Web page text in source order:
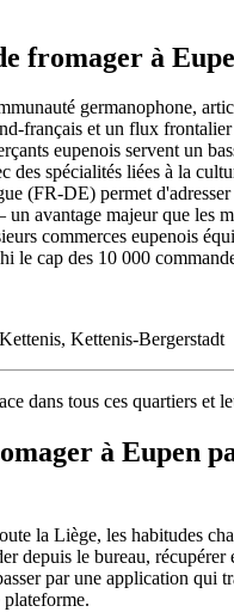
fromager à
germanophone,
français et un flux
eupenois servent un
des spécialités liées à la
(FR-DE) permet d'adresser
avantage majeur que les
commerces eupenois
le cap des 10 000
Kettenis-Bergerstadt
dans tous ces quartiers et
à Eupen
la Liège, les habitudes
depuis le bureau, récupérer
par une application qui
plateforme.